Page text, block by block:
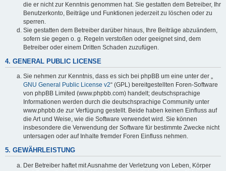
die er nicht zur Kenntnis genommen hat. Sie gestatten dem Betreiber, Ihr
Benutzerkonto, Beiträge und Funktionen jederzeit zu löschen oder zu
sperren.
Sie gestatten dem Betreiber darüber hinaus, Ihre Beiträge abzuändern,
sofern sie gegen o. g. Regeln verstoßen oder geeignet sind, dem
Betreiber oder einem Dritten Schaden zuzufügen.
4. GENERAL PUBLIC LICENSE
Sie nehmen zur Kenntnis, dass es sich bei phpBB um eine unter der „
GNU General Public License v2“ (GPL) bereitgestellten Foren-Software
von phpBB Limited (www.phpbb.com) handelt; deutschsprachige
Informationen werden durch die deutschsprachige Community unter
www.phpbb.de zur Verfügung gestellt. Beide haben keinen Einfluss auf
die Art und Weise, wie die Software verwendet wird. Sie können
insbesondere die Verwendung der Software für bestimmte Zwecke nicht
untersagen oder auf Inhalte fremder Foren Einfluss nehmen.
5. GEWÄHRLEISTUNG
Der Betreiber haftet mit Ausnahme der Verletzung von Leben, Körper